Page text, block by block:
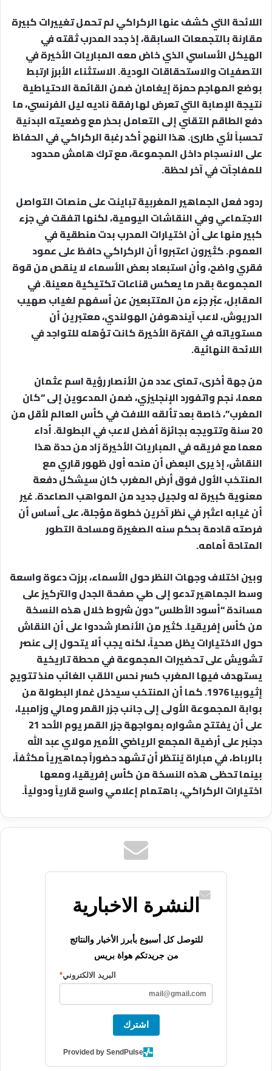
اللائحة التي كشف عنها الركراكي لم تحمل تغييرات كبيرة
مقارنة بالتجمعات السابقة، إذ جدد المدرب ثقته في
الهيكل الأساسي الذي خاض معه المباريات الأخيرة في
التصفيات والاستحقاقات الودية. الاستثناء الأبرز ارتبط
بوضع المهاجم حمزة إيغامان ضمن القائمة الاحتياطية
نتيجة الإصابة التي تعرض لها رفقة ناديه ليل الفرنسي، ما
دفع الطاقم التقني إلى التعامل بحذر مع وضعيته البدنية
تحسباً لأي طارئ. هذا النهج أكد رغبة الركراكي في الحفاظ
على الانسجام داخل المجموعة، مع ترك هامش محدود
للمفاجآت في آخر لحظة.
ردود فعل الجماهير المغربية تباينت على منصات التواصل
الاجتماعي وفي النقاشات اليومية، لكنها اتفقت في جزء
كبير منها على أن اختيارات المدرب بدت منطقية في
العموم. كثيرون اعتبروا أن الركراكي حافظ على عمود
فقري واضح، وأن استبعاد بعض الأسماء لا ينقص من قوة
المجموعة بقدر ما يعكس قناعات تكتيكية معينة. في
المقابل، عبّر جزء من المتتبعين عن أسفهم لغياب صهيب
الدريوش، لاعب آيندهوفن الهولندي، معتبرين أن
مستوياته في الفترة الأخيرة كانت تؤهله للتواجد في
اللائحة النهائية.
من جهة أخرى، تمنى عدد من الأنصار رؤية اسم عثمان
معما، نجم واتفورد الإنجليزي، ضمن المدعوين إلى “كان
المغرب”، خاصة بعد تألقه اللافت في كأس العالم لأقل من
20 سنة وتتويجه بجائزة أفضل لاعب في البطولة. أداء
معما مع فريقه في المباريات الأخيرة زاد من حدة هذا
النقاش، إذ يرى البعض أن منحه أول ظهور قاري مع
المنتخب الأول فوق أرض المغرب كان سيشكل دفعة
معنوية كبيرة له ولجيل جديد من المواهب الصاعدة. غير
أن غيابه اعتُبر في نظر آخرين خطوة مؤجلة، على أساس أن
فرصته قادمة بحكم سنه الصغيرة ومساحة التطور
المتاحة أمامه.
وبين اختلاف وجهات النظر حول الأسماء، برزت دعوة واسعة
وسط الجماهير تدعو إلى طي صفحة الجدل والتركيز على
مساندة “أسود الأطلس” دون شروط خلال هذه النسخة
من كأس إفريقيا. كثير من الأنصار شددوا على أن النقاش
حول الاختيارات يظل صحياً، لكنه يجب ألا يتحول إلى عنصر
تشويش على تحضيرات المجموعة في محطة تاريخية
يستهدف فيها المغرب كسر نحس اللقب الغائب منذ تتويج
إثيوبيا 1976. كما أن المنتخب سيدخل غمار البطولة من
بوابة المجموعة الأولى إلى جانب جزر القمر ومالي وزامبيا،
على أن يفتتح مشواره بمواجهة جزر القمر يوم الأحد 21
دجنبر على أرضية المجمع الرياضي الأمير مولاي عبد الله
بالرباط، في مباراة يُنتظر أن تشهد حضوراً جماهيرياً مكثفاً،
بينما تحظى هذه النسخة من كأس إفريقيا، ومعها
اختيارات الركراكي، باهتمام إعلامي واسع قارياً ودولياً.
النشرة الاخبارية
للتوصل كل أسبوع بأبرز الأخبار والنتائج
من جريدتكم هواة بريس
البريد الالكتروني*
اشترك
Provided by SendPulse